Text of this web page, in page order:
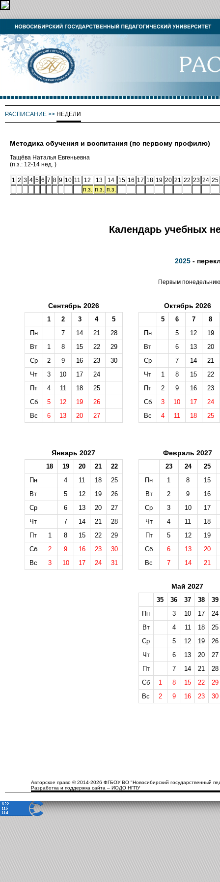
РАСПИСАНИЕ >> НЕДЕЛИ
Методика обучения и воспитания (по первому профилю)
Тащёва Наталья Евгеньевна
(п.з.: 12-14 нед. )
1 2 3 4 5 6 7 8 9 10 11 12 13 14 15 16 17 18 19 20 21 22 23 24 25
п.з. п.з. п.з.
Календарь учебных
2025 -
Первым
Сентябрь 2026
1 2 3 4
5
Пн
7 14 21
28
Вт
1 8 15 22
29
Ср
2 9 16 23
30
Чт
3 10 17
24
Пт
4 11 18
25
Сб
5 12 19
26
Вс
6 13 20 27
Октябрь 2026
5 6 7
8
Пн
5 12
19
Вт
6 13
20
Ср
7 14
21
Чт
1 8 15
22
Пт
2 9 16
23
Сб
3 10 17
24
Вс
4 11 18 25
Январь 2027
18 19 20 21
22
Пн
4 11 18
25
Вт
5 12 19
26
Ср
6 13 20
27
Чт
7 14 21
28
Пт
1 8 15 22
29
Сб
2 9 16 23
30
Вс
3 10 17 24 31
Февраль 2027
23 24
25
Пн
1 8
15
Вт
2 9
16
Ср
3 10
17
Чт
4 11
18
Пт
5 12
19
Сб
6 13
20
Вс
7 14 21
Май 2027
35 36 37 38
39
Пн
3 10 17
24
Вт
4 11 18
25
Ср
5 12 19
26
Чт
6 13 20
27
Пт
7 14 21
28
Сб
1 8 15 22
29
Вс
2 9 16 23 30
Авторское право © 2014-2026 ФГБОУ ВО "Новосибирский государственный
Разработка и поддержка сайта – ИОДО НГПУ